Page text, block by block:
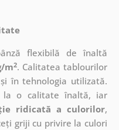
flexibilă de înaltă
m2. Calitatea tablourilor
în tehnologia utilizată.
la o calitate înaltă, iar
ridicată a culorilor,
griji cu privire la culori